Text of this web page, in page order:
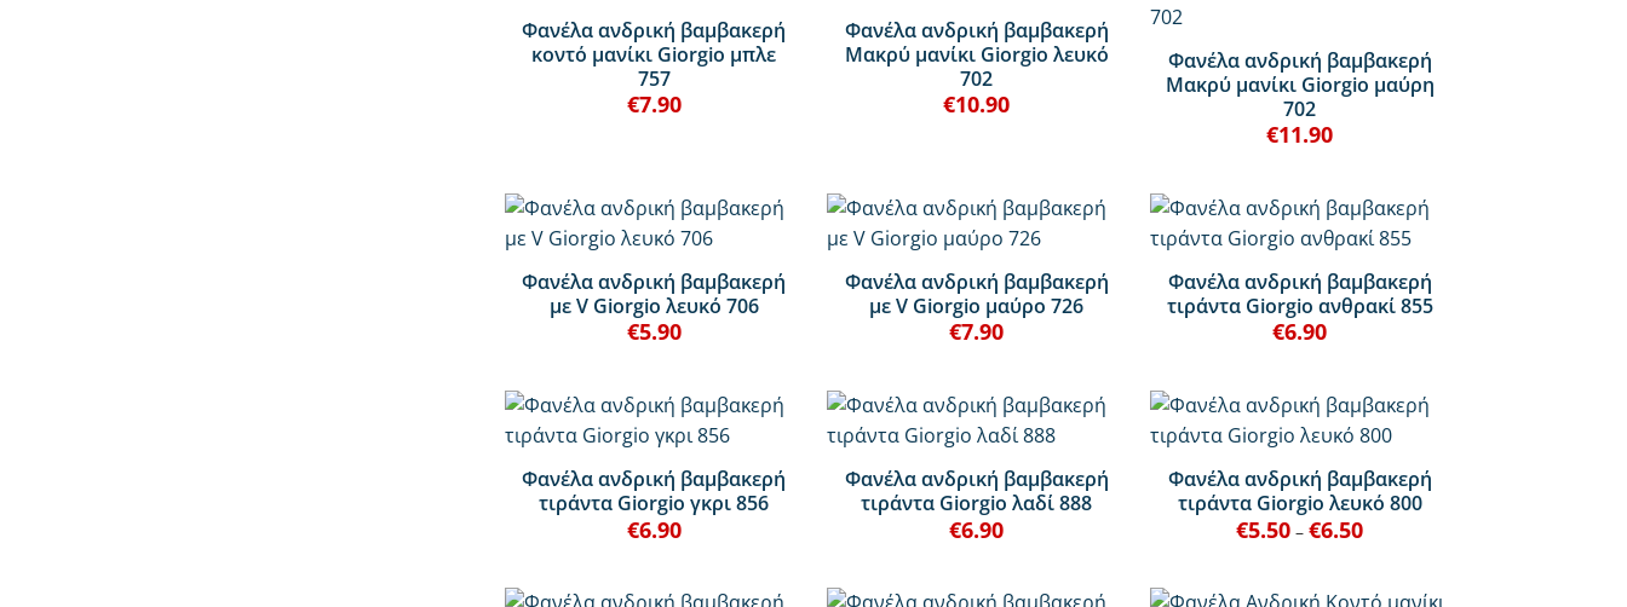
Φανέλα ανδρική βαμβακερή
κοντό μανίκι Giorgio μπλε
757
€7.90
Φανέλα ανδρική βαμβακερή
Μακρύ μανίκι Giorgio λευκό
702
€10.90
+
Φανέλα ανδρική βαμβακερή
Μακρύ μανίκι Giorgio μαύρη
702
€11.90
+
Φανέλα ανδρική βαμβακερή
με V Giorgio λευκό 706
€5.90
+
Φανέλα ανδρική βαμβακερή
με V Giorgio μαύρο 726
€7.90
+
Φανέλα ανδρική βαμβακερή
τιράντα Giorgio ανθρακί 855
€6.90
+
Φανέλα ανδρική βαμβακερή
τιράντα Giorgio γκρι 856
€6.90
+
Φανέλα ανδρική βαμβακερή
τιράντα Giorgio λαδί 888
€6.90
+
Φανέλα ανδρική βαμβακερή
τιράντα Giorgio λευκό 800
€5.50 – €6.50Price
€6.50